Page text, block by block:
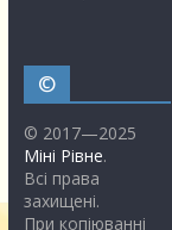
©
© 2017—2025
Міні Рівне.
Всі права
захищені.
При копіюванні